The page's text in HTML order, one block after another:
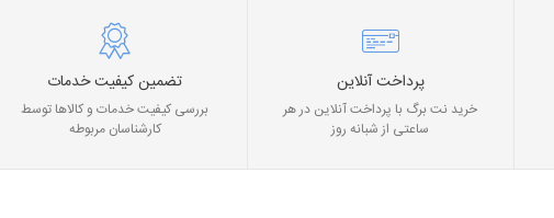
پرداخت آنلاین
خرید نت برگ با پرداخت آنلاین در هر
ساعتی از شبانه روز
تضمین کیفیت خدمات
بررسی کیفیت خدمات و کالاها توسط
کارشناسان مربوطه